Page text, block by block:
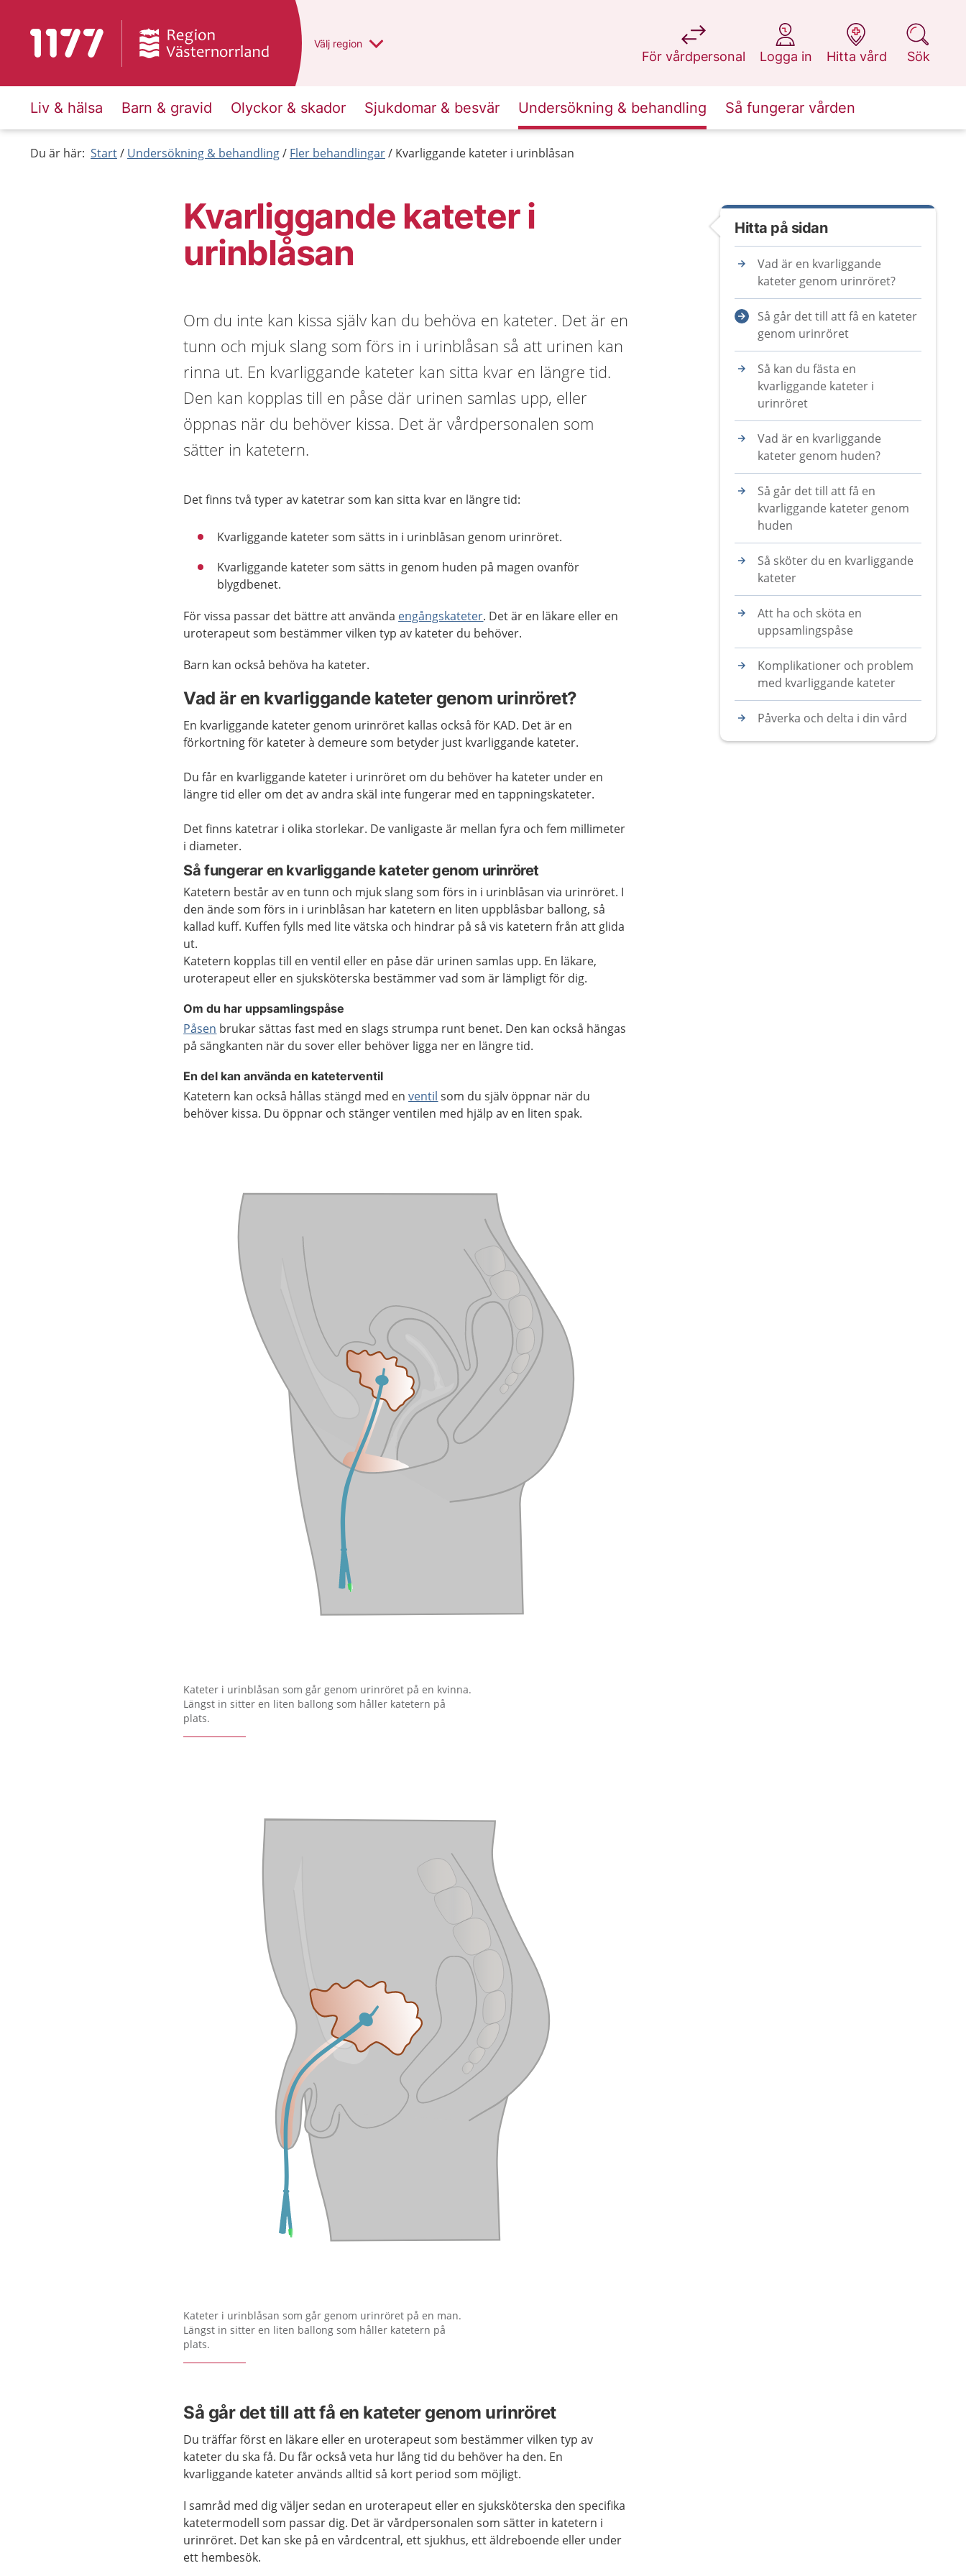
Till startsidan för 1177 Du har valt region
Välj en annan
region
För vårdpersonal
på 1177.se
Logga in
på 1177.se
Hitta vård
på 1177.se
Sök
på 1177.se
Liv & hälsa Barn & gravid Olyckor & skador Sjukdomar & besvär Undersökning & behandling Så fungerar vården
Du är här: Start Undersökning & behandling Fler behandlingar Kvarliggande kateter i urinblåsan
Kvarliggande kateter i
urinblåsan
Om du inte kan kissa själv kan du behöva en kateter. Det är en
tunn och mjuk slang som förs in i urinblåsan så att urinen kan
rinna ut. En kvarliggande kateter kan sitta kvar en längre tid.
Den kan kopplas till en påse där urinen samlas upp, eller
öppnas när du behöver kissa. Det är vårdpersonalen som
sätter in katetern.
Det finns två typer av katetrar som kan sitta kvar en längre tid:
Kvarliggande kateter som sätts in i urinblåsan genom urinröret.
Kvarliggande kateter som sätts in genom huden på magen ovanför
blygdbenet.
För vissa passar det bättre att använda engångskateter. Det är en läkare eller en
uroterapeut som bestämmer vilken typ av kateter du behöver.
Barn kan också behöva ha kateter.
Vad är en kvarliggande kateter genom urinröret?
En kvarliggande kateter genom urinröret kallas också för KAD. Det är en
förkortning för kateter à demeure som betyder just kvarliggande kateter.
Du får en kvarliggande kateter i urinröret om du behöver ha kateter under en
längre tid eller om det av andra skäl inte fungerar med en tappningskateter.
Det finns katetrar i olika storlekar. De vanligaste är mellan fyra och fem millimeter
i diameter.
Så fungerar en kvarliggande kateter genom urinröret
Katetern består av en tunn och mjuk slang som förs in i urinblåsan via urinröret. I
den ände som förs in i urinblåsan har katetern en liten uppblåsbar ballong, så
kallad kuff. Kuffen fylls med lite vätska och hindrar på så vis katetern från att glida
ut.
Katetern kopplas till en ventil eller en påse där urinen samlas upp. En läkare,
uroterapeut eller en sjuksköterska bestämmer vad som är lämpligt för dig.
Om du har uppsamlingspåse
Påsen brukar sättas fast med en slags strumpa runt benet. Den kan också hängas
på sängkanten när du sover eller behöver ligga ner en längre tid.
En del kan använda en kateterventil
Katetern kan också hållas stängd med enventil som du själv öppnar när du
behöver kissa. Du öppnar och stänger ventilen med hjälp av en liten spak.
Kateter i urinblåsan som går genom urinröret på en kvinna.
Längst in sitter en liten ballong som håller katetern på
plats.
Kateter i urinblåsan som går genom urinröret på en man.
Längst in sitter en liten ballong som håller katetern på
plats.
Så går det till att få en kateter genom urinröret
Du träffar först en läkare eller en uroterapeut som bestämmer vilken typ av
kateter du ska få. Du får också veta hur lång tid du behöver ha den. En
kvarliggande kateter används alltid så kort period som möjligt.
I samråd med dig väljer sedan en uroterapeut eller en sjuksköterska den specifika
katetermodell som passar dig. Det är vårdpersonalen som sätter in katetern i
urinröret. Det kan ske på en vårdcentral, ett sjukhus, ett äldreboende eller under
ett hembesök.
Hitta på sidan
Vad är en kvarliggande
kateter genom urinröret?
Så går det till att få en kateter
genom urinröret
Så kan du fästa en
kvarliggande kateter i
urinröret
Vad är en kvarliggande
kateter genom huden?
Så går det till att få en
kvarliggande kateter genom
huden
Så sköter du en kvarliggande
kateter
Att ha och sköta en
uppsamlingspåse
Komplikationer och problem
med kvarliggande kateter
Påverka och delta i din vård